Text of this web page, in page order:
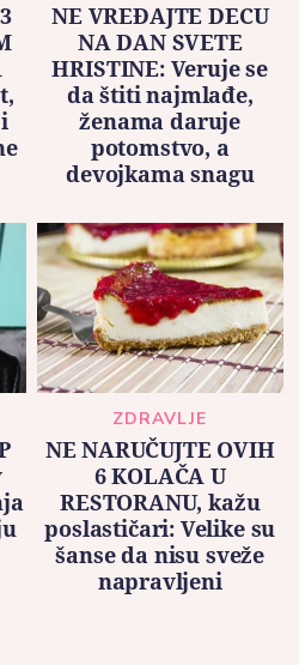
NE VREĐAJTE DECU
NA DAN SVETE
HRISTINE: Veruje se
da štiti najmlađe,
ženama daruje
potomstvo, a
devojkama snagu
ZDRAVLJE
NE NARUČUJTE OVIH
6 KOLAČA U
RESTORANU, kažu
poslastičari: Velike su
šanse da nisu sveže
napravljeni